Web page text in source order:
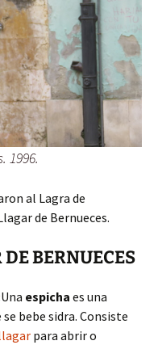
1996.
al Lagra de
de Bernueces.
BERNUECES
espicha es una
se bebe sidra. Consiste
para abrir o